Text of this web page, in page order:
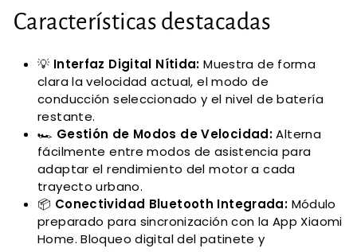
Características destacadas
💡 Interfaz Digital Nítida: Muestra de forma
clara la velocidad actual, el modo de
conducción seleccionado y el nivel de batería
restante.
🏎️ Gestión de Modos de Velocidad:Alterna
fácilmente entre modos de asistencia para
adaptar el rendimiento del motor a cada
trayecto urbano.
📦 Conectividad Bluetooth Integrada: Módulo
preparado para sincronización con la App Xiaomi
Home. Bloqueo digital del patinete y